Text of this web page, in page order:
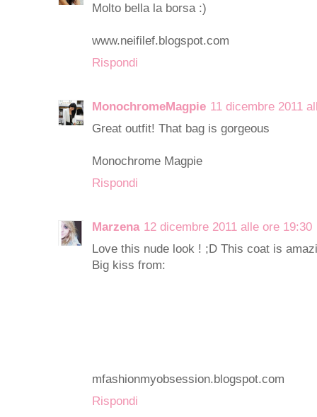
Molto bella la borsa :)
www.neifilef.blogspot.com
Rispondi
MonochromeMagpie 11 dicembre 2011
Great outfit! That bag is gorgeous
Monochrome Magpie
Rispondi
Marzena 12 dicembre 2011 alle ore 19:30
Love this nude look ! ;D This coat is
Big kiss from:
mfashionmyobsession.blogspot.com
Rispondi